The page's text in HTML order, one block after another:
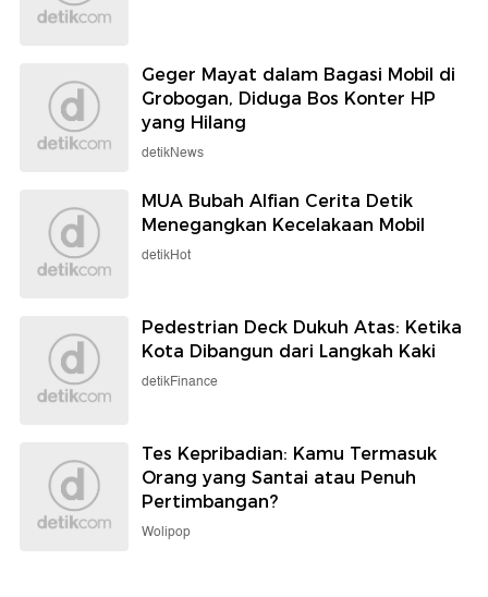
Geger Mayat dalam Bagasi Mobil di
Grobogan, Diduga Bos Konter HP
yang Hilang
detikNews
MUA Bubah Alfian Cerita Detik
Menegangkan Kecelakaan Mobil
detikHot
Pedestrian Deck Dukuh Atas: Ketika
Kota Dibangun dari Langkah Kaki
detikFinance
Tes Kepribadian: Kamu Termasuk
Orang yang Santai atau Penuh
Pertimbangan?
Wolipop